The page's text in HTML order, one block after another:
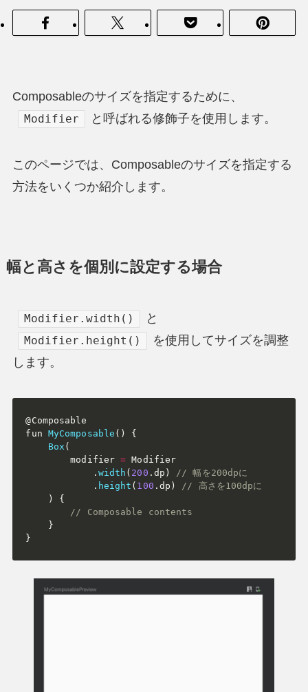
Composableのサイズを指定するために、
Modifier と呼ばれる修飾子を使用します。
このページでは、Composableのサイズを指定する
方法をいくつか紹介します。
幅と高さを個別に設定する場合
Modifier.width() と
Modifier.height()
を使用してサイズを調整
します。
@Composable
fun MyComposable ( )
{
Box (
        modifier
= Modifier
. width ( 200 . dp )
// 幅を200dpに
. height ( 100 . dp )
// 高さを100dpに
)
{
// Composable contents
}
}